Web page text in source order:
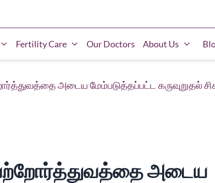
Fertility Care Our Doctors About Us
அடைய மேம்படுத்தப்பட்ட கருவுறுதல்
அடைய